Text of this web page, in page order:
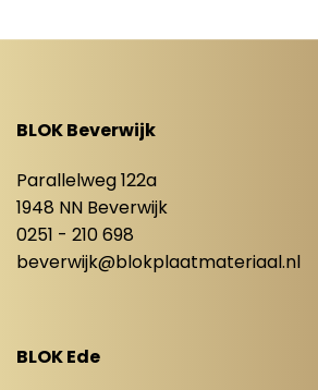
BLOK Beverwijk
Parallelweg 122a
1948 NN Beverwijk
0251 - 210 698
beverwijk@blokplaatmateriaal.nl
BLOK Ede